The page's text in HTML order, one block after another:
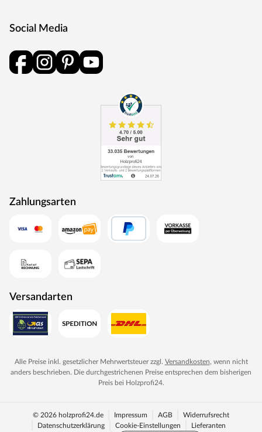
Social Media
Zahlungsarten
Versandarten
Alle Preise inkl. gesetzlicher Mehrwertsteuer zzgl. Versandkosten, wenn nicht
anders beschrieben. Die durchgestrichenen Preise entsprechen dem bisherigen
Preis bei Holzprofi24.
© 2026 holzprofi24.de Impressum AGB
Widerrufsrecht
Datenschutzerklärung
Cookie-Einstellungen Lieferanten